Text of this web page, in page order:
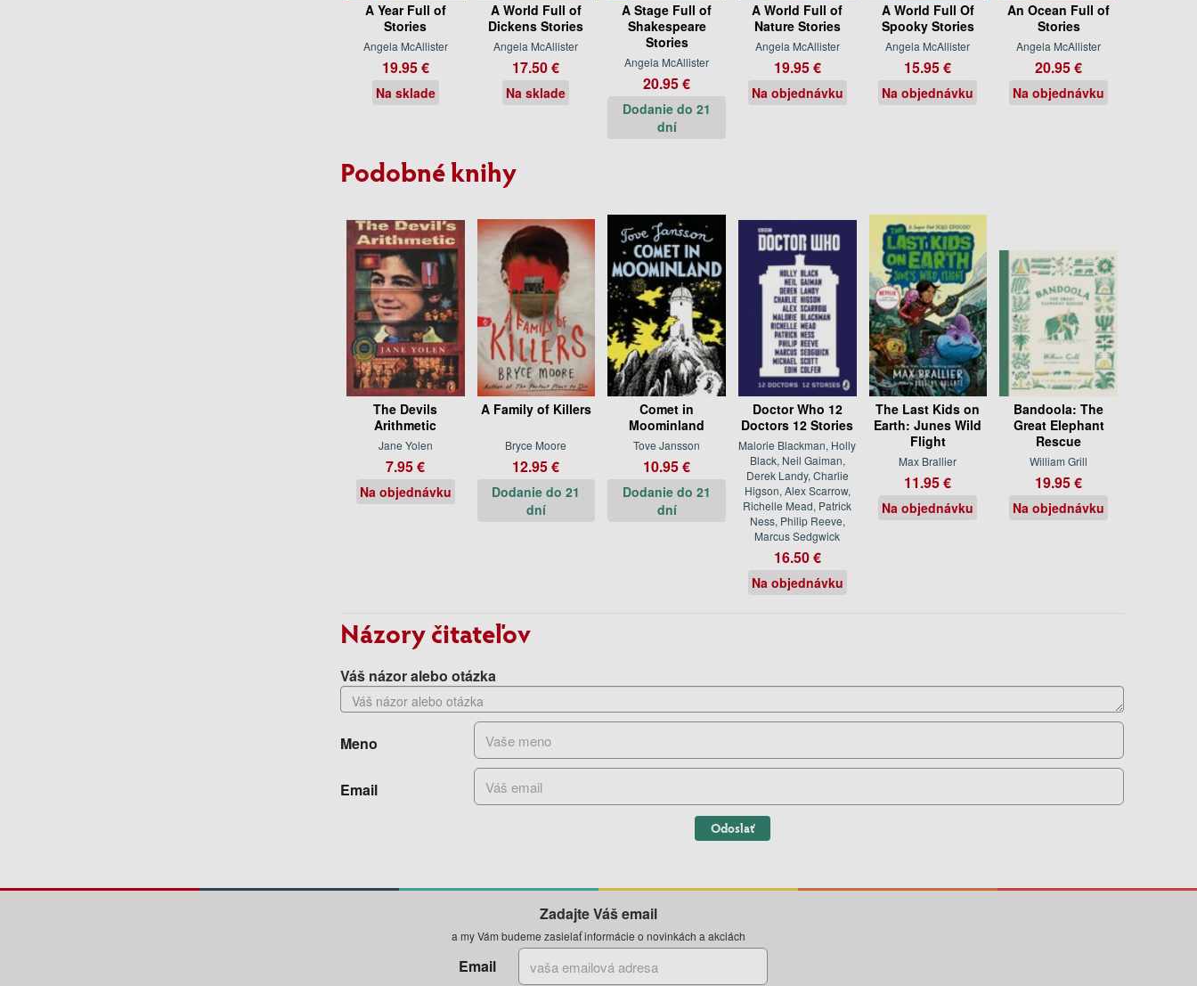
A Year Full of
Stories
Angela McAllister
19.95 €
Na sklade
A World Full of
Dickens Stories
Angela McAllister
17.50 €
Na sklade
A Stage Full of
Shakespeare
Stories
Angela McAllister
20.95 €
Dodanie do 21
dní
A World Full of
Nature Stories
Angela McAllister
19.95 €
Na objednávku
A World Full Of
Spooky Stories
Angela McAllister
15.95 €
Na objednávku
An Ocean Full of
Stories
Angela McAllister
20.95 €
Na objednávku
Podobné knihy
The Devils
Arithmetic
Jane Yolen
7.95 €
Na objednávku
A Family of Killers
Bryce Moore
12.95 €
Dodanie do 21
dní
Comet in
Moominland
Tove Jansson
10.95 €
Dodanie do 21
dní
Doctor Who 12
Doctors 12 Stories
Malorie Blackman, Holly
Black, Neil Gaiman,
Derek Landy, Charlie
Higson, Alex Scarrow,
Richelle Mead, Patrick
Ness, Philip Reeve,
Marcus Sedgwick
16.50 €
Na objednávku
The Last Kids on
Earth: Junes Wild
Flight
Max Brallier
11.95 €
Na objednávku
Bandoola: The
Great Elephant
Rescue
William Grill
19.95 €
Na objednávku
Názory čitateľov
Váš názor alebo otázka
Meno
Email
Odoslať
Zadajte Váš email
a my Vám budeme zasielať informácie o novinkách a akciách
Email